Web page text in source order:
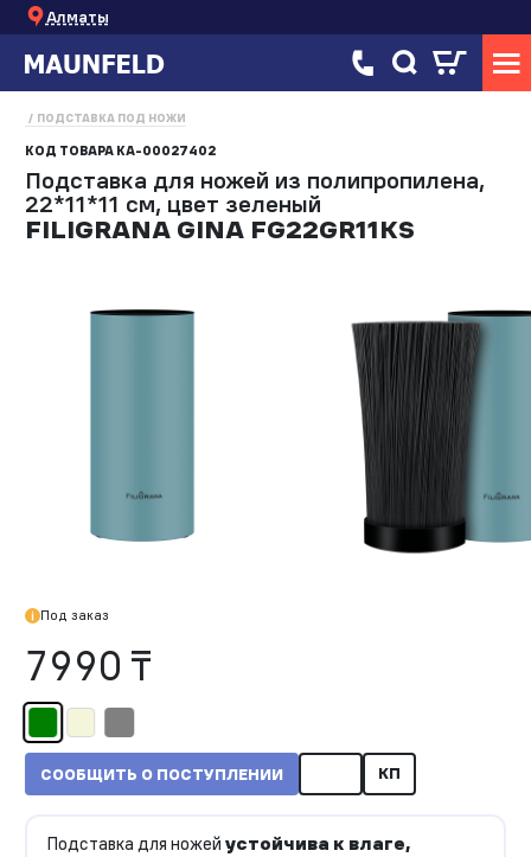
Алматы
ПОДСТАВКА ПОД НОЖИ
КОД ТОВАРА КА-00027402
Подставка для ножей из полипропилена,
22*11*11 см, цвет зеленый
FILIGRANA GINA FG22GR11KS
Под заказ
7990 ₸
СООБЩИТЬ О ПОСТУПЛЕНИИ КП
Подставка для ножей устойчива к влаге,